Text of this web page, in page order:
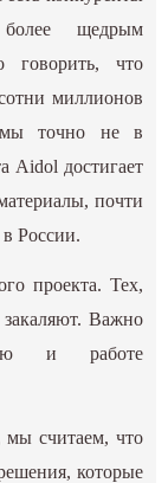
щедрым
говорить, что
миллионов
мы точно не в
Aidol достигает
почти
в России.
проекта. Тех,
закаляют. Важно
и работе
мы считаем, что
которые